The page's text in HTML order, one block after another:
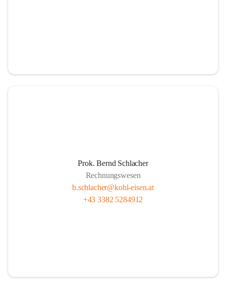
Prok. Bernd Schlacher
Rechnungswesen
b.schlacher@kohl-eisen.at
+43 3382 5284912